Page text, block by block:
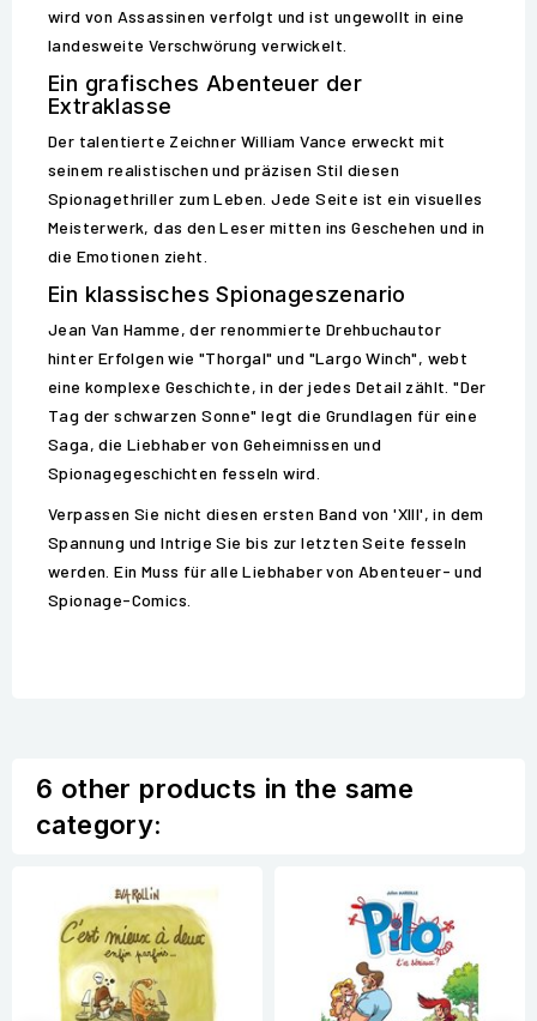
wird von Assassinen verfolgt und ist ungewollt in eine
landesweite Verschwörung verwickelt.
Ein grafisches Abenteuer der
Extraklasse
Der talentierte Zeichner William Vance erweckt mit
seinem realistischen und präzisen Stil diesen
Spionagethriller zum Leben. Jede Seite ist ein visuelles
Meisterwerk, das den Leser mitten ins Geschehen und in
die Emotionen zieht.
Ein klassisches Spionageszenario
Jean Van Hamme, der renommierte Drehbuchautor
hinter Erfolgen wie "Thorgal" und "Largo Winch", webt
eine komplexe Geschichte, in der jedes Detail zählt. "Der
Tag der schwarzen Sonne" legt die Grundlagen für eine
Saga, die Liebhaber von Geheimnissen und
Spionagegeschichten fesseln wird.
Verpassen Sie nicht diesen ersten Band von 'XIII', in dem
Spannung und Intrige Sie bis zur letzten Seite fesseln
werden. Ein Muss für alle Liebhaber von Abenteuer- und
Spionage-Comics.
6 other products in the same
category: